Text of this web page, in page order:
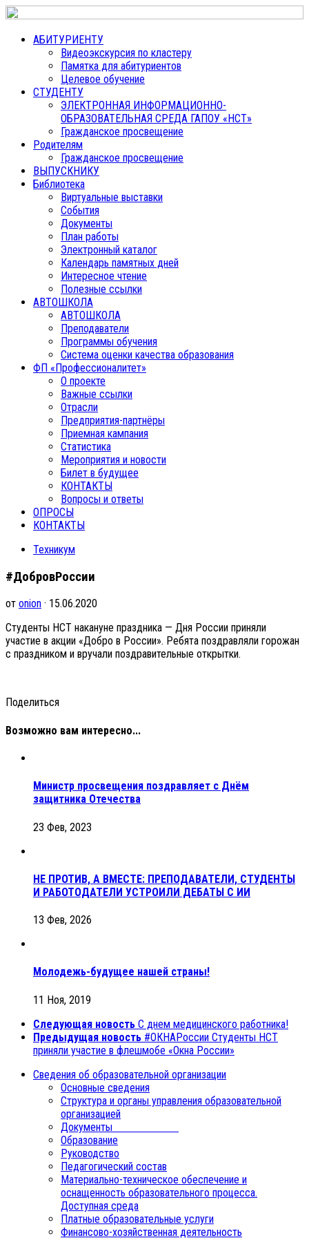
АБИТУРИЕНТУ
Видеоэкскурсия по кластеру
Памятка для абитуриентов
Целевое обучение
СТУДЕНТУ
ЭЛЕКТРОННАЯ ИНФОРМАЦИОННО-
ОБРАЗОВАТЕЛЬНАЯ СРЕДА ГАПОУ «НСТ»
Гражданское просвещение
Родителям
Гражданское просвещение
ВЫПУСКНИКУ
Библиотека
Виртуальные выставки
События
Документы
План работы
Электронный каталог
Календарь памятных дней
Интересное чтение
Полезные ссылки
АВТОШКОЛА
АВТОШКОЛА
Преподаватели
Программы обучения
Система оценки качества образования
ФП «Профессионалитет»
О проекте
Важные ссылки
Отрасли
Предприятия-партнёры
Приемная кампания
Статистика
Мероприятия и новости
Билет в будущее
КОНТАКТЫ
Вопросы и ответы
ОПРОСЫ
КОНТАКТЫ
Техникум
#ДобровРоссии
от onion · 15.06.2020
Студенты НСТ накануне праздника — Дня России приняли
участие в акции «Добро в России». Ребята поздравляли горожан
с праздником и вручали поздравительные открытки.
Поделиться
Возможно вам интересно...
Министр просвещения поздравляет с Днём
защитника Отечества
23 Фев, 2023
НЕ ПРОТИВ, А ВМЕСТЕ: ПРЕПОДАВАТЕЛИ, СТУДЕНТЫ
И РАБОТОДАТЕЛИ УСТРОИЛИ ДЕБАТЫ С ИИ
13 Фев, 2026
Молодежь-будущее нашей страны!
11 Ноя, 2019
Следующая новость С днем медицинского работника!
Предыдущая новость #ОКНАРоссии Студенты НСТ
приняли участие в флешмобе «Окна России»
Сведения об образовательной организации
Основные сведения
Структура и органы управления образовательной
организацией
Документы
Образование
Руководство
Педагогический состав
Материально-техническое обеспечение и
оснащенность образовательного процесса.
Доступная среда
Платные образовательные услуги
Финансово-хозяйственная деятельность